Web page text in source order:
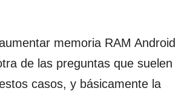
memoria RAM Android
de las preguntas que suelen
casos, y básicamente la